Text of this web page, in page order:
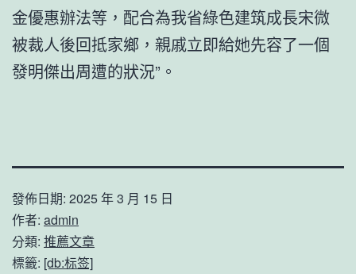
金優惠辦法等，配合為我省綠色建筑成長宋微
被裁人後回抵家鄉，親戚立即給她先容了一個
發明傑出周遭的狀況”。
發佈日期: 2025 年 3 月 15 日
作者: admin
分類: 推薦文章
標籤: [db:标签]